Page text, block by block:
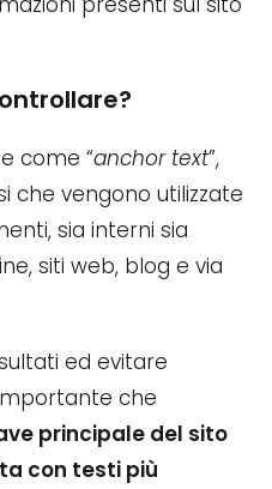
come “anchor text”,
che vengono utilizzate
sia interni sia
siti web, blog e via
ed evitare
che
principale del sito
con testi più